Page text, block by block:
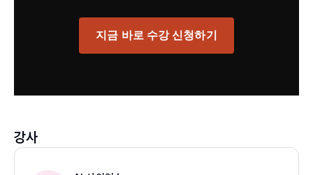
지금 바로 수강 신청하기
강사